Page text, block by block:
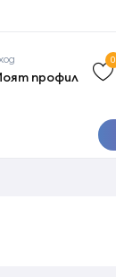
профил
0